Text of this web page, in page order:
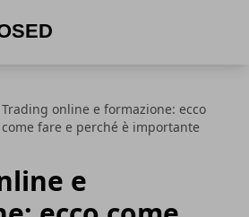
Trading online e formazione: ecco
come fare e perché è importante
e